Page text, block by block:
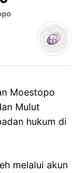
Moestopo
Mulut
hukum di
melalui akun